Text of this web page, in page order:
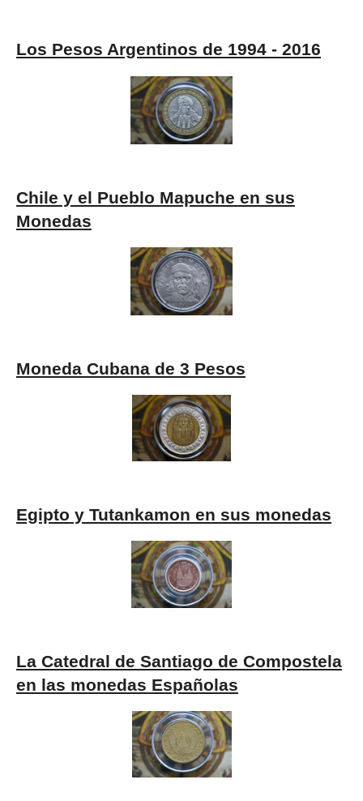
Los Pesos Argentinos de 1994 - 2016
Chile y el Pueblo Mapuche en sus
Monedas
Moneda Cubana de 3 Pesos
Egipto y Tutankamon en sus monedas
La Catedral de Santiago de Compostela
en las monedas Españolas